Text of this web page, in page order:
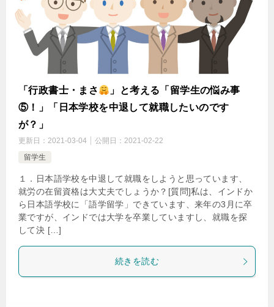
「行政書士・まさ
」と考える「留学生の悩み事
⑤！」「日本学校を中退して就職したいのです
が？」
更新日： 2021-03-04 公開日： 2021-02-22
留学生
１．日本語学校を中退して就職をしようと思っています、
就労の在留資格は大丈夫でしょうか？[質問]私は、インドか
ら日本語学校に「語学留学」できています、来年の3月に卒
業ですが、インドでは大学を卒業していますし、就職を探
して決 […]
続きを読む